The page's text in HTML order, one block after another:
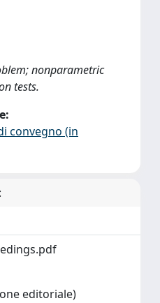
nonparametric
tests.
convegno (in
editoriale)